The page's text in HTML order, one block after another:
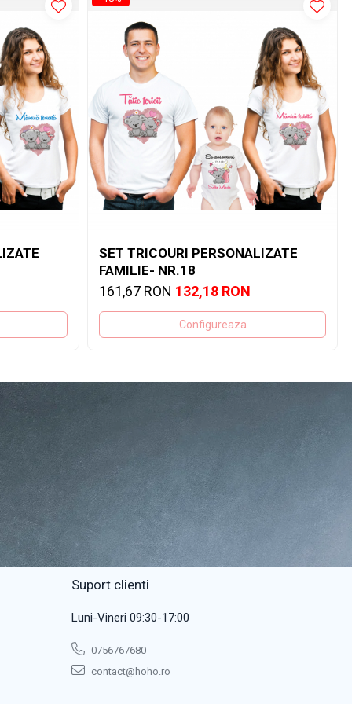
SET TRICOURI PERSONALIZATE
FAMILIE- NR.18
161,67 RON132,18 RON
Configureaza
Suport clienti
Luni-Vineri 09:30-17:00
0756767680
contact@hoho.ro